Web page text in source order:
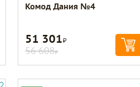
Комод Дания №4
51 301Р
56 608Р